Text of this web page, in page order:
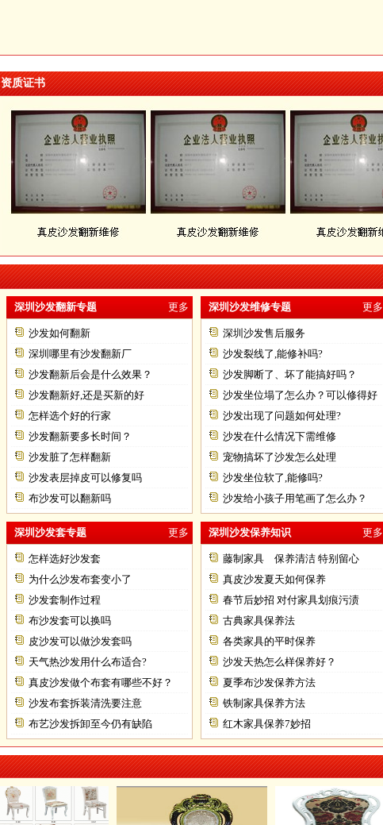
资质证书
深圳沙发翻新专题 更多
沙发如何翻新
深圳哪里有沙发翻新厂
沙发翻新后会是什么效果？
沙发翻新好,还是买新的好
怎样选个好的行家
沙发翻新要多长时间？
沙发脏了怎样翻新
沙发表层掉皮可以修复吗
布沙发可以翻新吗
深圳沙发维修专题 更多
深圳沙发售后服务
沙发裂线了,能修补吗?
沙发脚断了、坏了能搞好吗？
沙发坐位塌了怎么办？可以修得好
不？
沙发出现了问题如何处理?
沙发在什么情况下需维修
宠物搞坏了沙发怎么处理
沙发坐位软了,能修吗?
沙发给小孩子用笔画了怎么办？
深圳沙发套专题 更多
怎样选好沙发套
为什么沙发布套变小了
沙发套制作过程
布沙发套可以换吗
皮沙发可以做沙发套吗
天气热沙发用什么布适合?
真皮沙发做个布套有哪些不好？
沙发布套拆装清洗要注意
布艺沙发拆卸至今仍有缺陷
深圳沙发保养知识 更多
藤制家具 保养清洁 特别留心
真皮沙发夏天如何保养
春节后妙招 对付家具划痕污渍
古典家具保养法
各类家具的平时保养
沙发天热怎么样保养好？
夏季布沙发保养方法
铁制家具保养方法
红木家具保养7妙招